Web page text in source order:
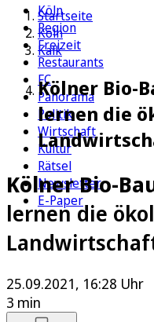
Köln
Region
Freizeit
Restaurants
FC
Panorama
Politik
Wirtschaft
Kultur
Rätsel
Newsletter
E-Paper
Startseite
Köln
Kalk
Kölner Bio-
lernen die
Kölner Bio-
lernen die
25.09.2021, 16:28 Uhr
3 min